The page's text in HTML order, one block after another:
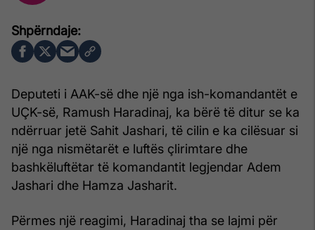
Deputeti i AAK-së dhe një nga ish-komandantët e
UÇK-së, Ramush Haradinaj, ka bërë të ditur se ka
ndërruar jetë Sahit Jashari, të cilin e ka cilësuar si
një nga nismëtarët e luftës çlirimtare dhe
bashkëluftëtar të komandantit legjendar Adem
Jashari dhe Hamza Jasharit.
Përmes një reagimi, Haradinaj tha se lajmi për